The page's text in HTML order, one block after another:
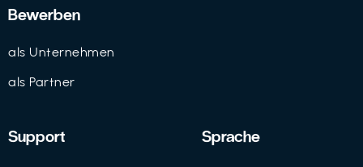
Bewerben
als Unternehmen
als Partner
Support Sprache